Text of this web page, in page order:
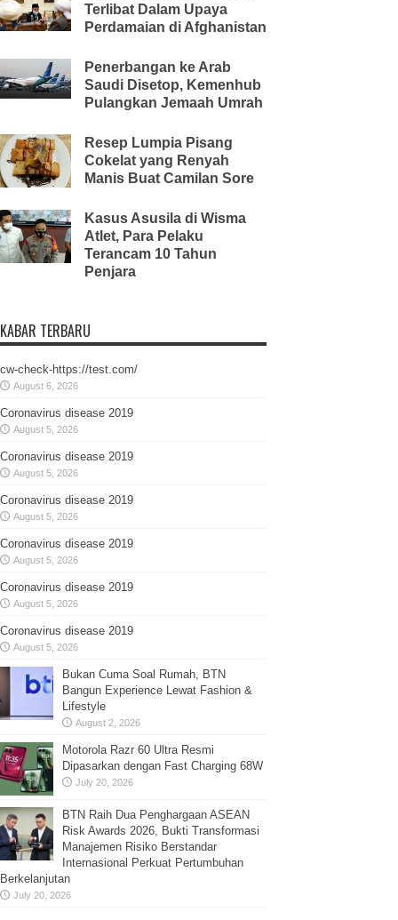
Terlibat Dalam Upaya
Perdamaian di Afghanistan
Penerbangan ke Arab
Saudi Disetop, Kemenhub
Pulangkan Jemaah Umrah
Resep Lumpia Pisang
Cokelat yang Renyah
Manis Buat Camilan Sore
Kasus Asusila di Wisma
Atlet, Para Pelaku
Terancam 10 Tahun
Penjara
KABAR TERBARU
cw-check-https://test.com/
August 6, 2026
Coronavirus disease 2019
August 5, 2026
Coronavirus disease 2019
August 5, 2026
Coronavirus disease 2019
August 5, 2026
Coronavirus disease 2019
August 5, 2026
Coronavirus disease 2019
August 5, 2026
Coronavirus disease 2019
August 5, 2026
Bukan Cuma Soal Rumah, BTN
Bangun Experience Lewat Fashion &
Lifestyle
August 2, 2026
Motorola Razr 60 Ultra Resmi
Dipasarkan dengan Fast Charging 68W
July 20, 2026
BTN Raih Dua Penghargaan ASEAN
Risk Awards 2026, Bukti Transformasi
Manajemen Risiko Berstandar
Internasional Perkuat Pertumbuhan
Berkelanjutan
July 20, 2026